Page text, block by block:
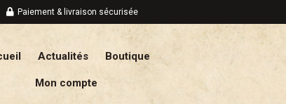
Paiement & livraison sécurisée
Actualités Boutique
Mon compte